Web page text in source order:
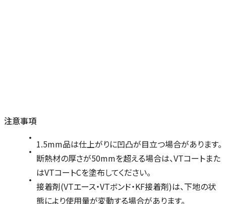
注意事項
1.5mm品は仕上がりに凹凸が目立つ場合があります。
断熱材の厚さが50mmを超える場合は、VTコートまた
はVTコートCを塗布してください。
接着剤(VTエース・VTボンド・KF接着剤)は、下地の状
態により使用量が変動する場合があります。